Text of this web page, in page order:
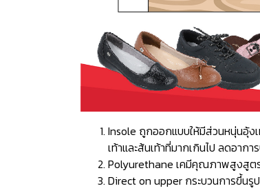
Insole ถูกออกแบบให้มีส่วนหนุ่นอุ้
เท้าและส้นเท้าที่มากเกินไป ลดอากา
Polyurethane เคมีคุณภาพสูงสูตร
Direct on upper กระบวนการขึ้นรู